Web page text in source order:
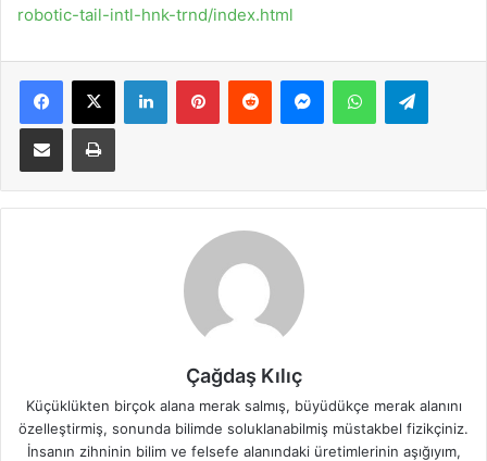
robotic-tail-intl-hnk-trnd/index.html
Facebook
X LinkedInPinterestReddit MessengerWhatsApp
E-Posta ile paylaş Yazdır
Çağdaş Kılıç
Küçüklükten birçok alana merak salmış, büyüdükçe merak alanını
özelleştirmiş, sonunda bilimde soluklanabilmiş müstakbel fizikçiniz.
İnsanın zihninin bilim ve felsefe alanındaki üretimlerinin aşığıyım,